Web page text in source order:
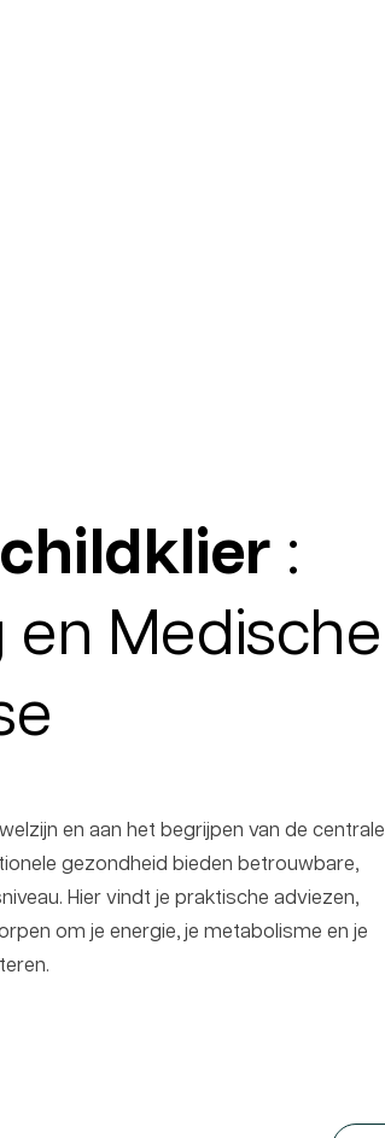
:
en Medische
en aan het begrijpen van de centrale
gezondheid bieden betrouwbare,
Hier vindt je praktische adviezen,
om je energie, je metabolisme en je